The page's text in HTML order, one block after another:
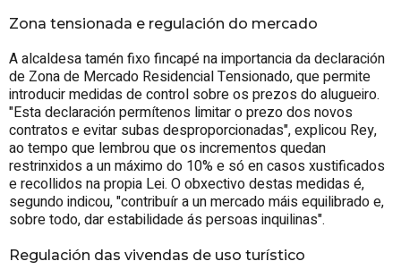
Zona tensionada e regulación do mercado
A alcaldesa tamén fixo fincapé na importancia da declaración
de Zona de Mercado Residencial Tensionado, que permite
introducir medidas de control sobre os prezos do alugueiro.
"Esta declaración permítenos limitar o prezo dos novos
contratos e evitar subas desproporcionadas", explicou Rey,
ao tempo que lembrou que os incrementos quedan
restrinxidos a un máximo do 10% e só en casos xustificados
e recollidos na propia Lei. O obxectivo destas medidas é,
segundo indicou, "contribuír a un mercado máis equilibrado e,
sobre todo, dar estabilidade ás persoas inquilinas".
Regulación das vivendas de uso turístico